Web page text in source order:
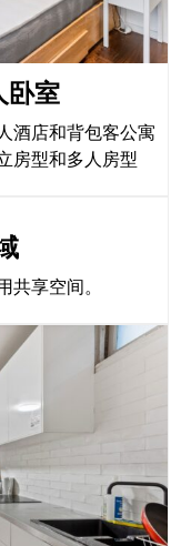
卧室
酒店和背包客公寓
房型和多人房型
共享空间。